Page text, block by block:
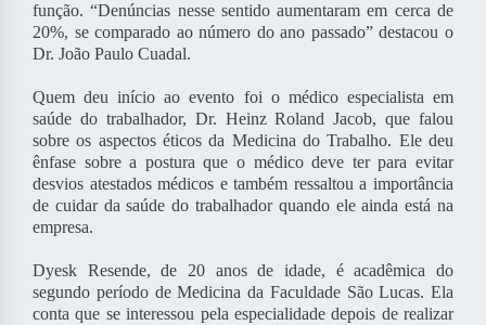
função. “Denúncias nesse sentido aumentaram em cerca de
20%, se comparado ao número do ano passado” destacou o
Dr. João Paulo Cuadal.
Quem deu início ao evento foi o médico especialista em
saúde do trabalhador, Dr. Heinz Roland Jacob, que falou
sobre os aspectos éticos da Medicina do Trabalho. Ele deu
ênfase sobre a postura que o médico deve ter para evitar
desvios atestados médicos e também ressaltou a importância
de cuidar da saúde do trabalhador quando ele ainda está na
empresa.
Dyesk Resende, de 20 anos de idade, é acadêmica do
segundo período de Medicina da Faculdade São Lucas. Ela
conta que se interessou pela especialidade depois de realizar